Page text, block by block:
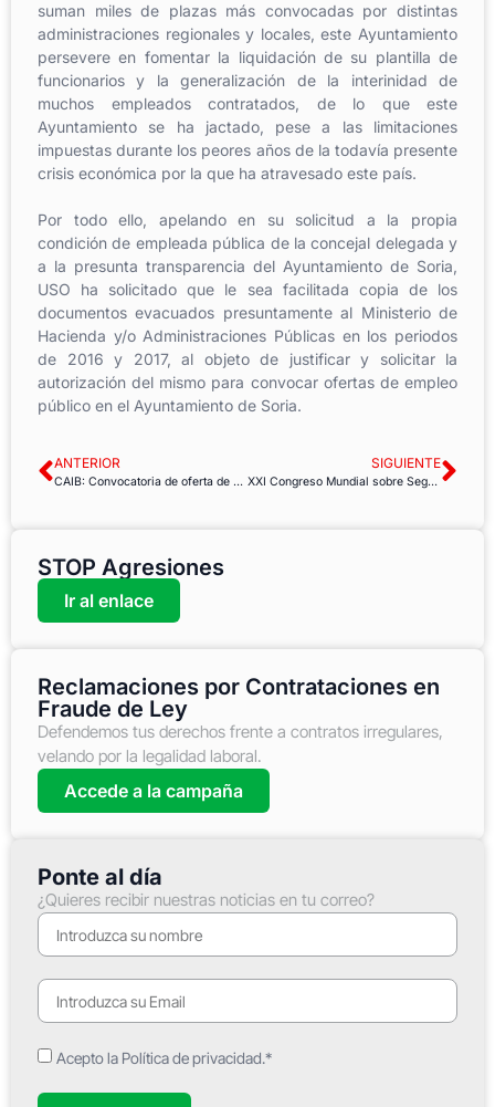
suman miles de plazas más convocadas por distintas
administraciones regionales y locales, este Ayuntamiento
persevere en fomentar la liquidación de su plantilla de
funcionarios y la generalización de la interinidad de
muchos empleados contratados, de lo que este
Ayuntamiento se ha jactado, pese a las limitaciones
impuestas durante los peores años de la todavía presente
crisis económica por la que ha atravesado este país.
Por todo ello, apelando en su solicitud a la propia
condición de empleada pública de la concejal delegada y
a la presunta transparencia del Ayuntamiento de Soria,
USO ha solicitado que le sea facilitada copia de los
documentos evacuados presuntamente al Ministerio de
Hacienda y/o Administraciones Públicas en los periodos
de 2016 y 2017, al objeto de justificar y solicitar la
autorización del mismo para convocar ofertas de empleo
público en el Ayuntamiento de Soria.
ANTERIOR
CAIB: Convocatoria de oferta de empleo público en IBSalut
SIGUIENTE
XXI Congreso Mundial sobre Seguridad y Salud en el Trabajo: Un foro global para la prevención
STOP Agresiones
Ir al enlace
Reclamaciones por Contrataciones en
Fraude de Ley
Defendemos tus derechos frente a contratos irregulares,
velando por la legalidad laboral.
Accede a la campaña
Ponte al día
¿Quieres recibir nuestras noticias en tu correo?
Acepto la Política de privacidad.*